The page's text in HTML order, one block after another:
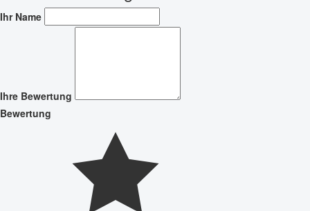
Ihr Name
Ihre Bewertung
Bewertung